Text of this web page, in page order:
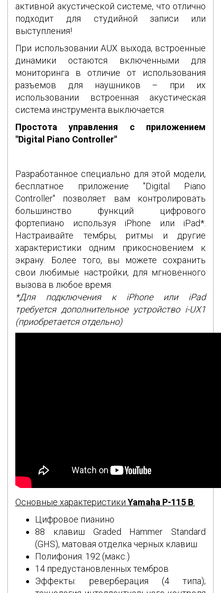
активной акустической системе, что отлично
подходит для студийной записи или
выступления!
При использовании AUX выхода, встроенные
динамики остаются включенными для
мониторинга в отличие от использования
разъемов для наушников – при их
использовании встроенная акустическая
система инструмента выключается.
Простота управления с приложением
"Digital Piano Controller"
Разработанное специально для этой модели,
бесплатное приложение "Digital Piano
Controller" позволяет вам контролировать
большинство функций цифрового
фортепиано используя iPhone или iPad*.
Настраивайте тембры, ритмы и другие
характеристики одним прикосновением к
экрану. Более того, вы можете сохранить
свои любимые настройки, для мгновенного
вызова в любое время.
*Для подключения к iPhone или iPad
требуется дополнительное устройство i-UX1
(приобретается отдельно)
Основные характеристики Yamaha P-115 B:
Цифровое пианино
88 клавиш Graded Hammer Standard
(GHS), матовая отделка черных клавиш
Полифония: 192 (макс.)
14 предустановленных тембров
Эффекты: реверберация (4 типа);